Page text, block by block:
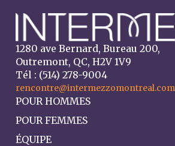
1280 ave Bernard, Bureau 200,
Outremont, QC, H2V 1V9
Tél : (514) 278-9004
rencontre@intermezzomontreal.com
POUR HOMMES
POUR FEMMES
ÉQUIPE